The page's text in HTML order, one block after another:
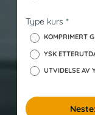
Type kurs *
KOMPRIMERT
YSK
UTVIDELSE AV